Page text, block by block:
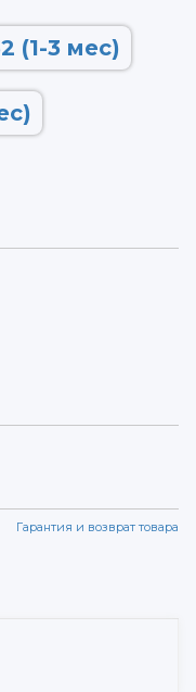
(1-3 мес)
Гарантия и возврат товара